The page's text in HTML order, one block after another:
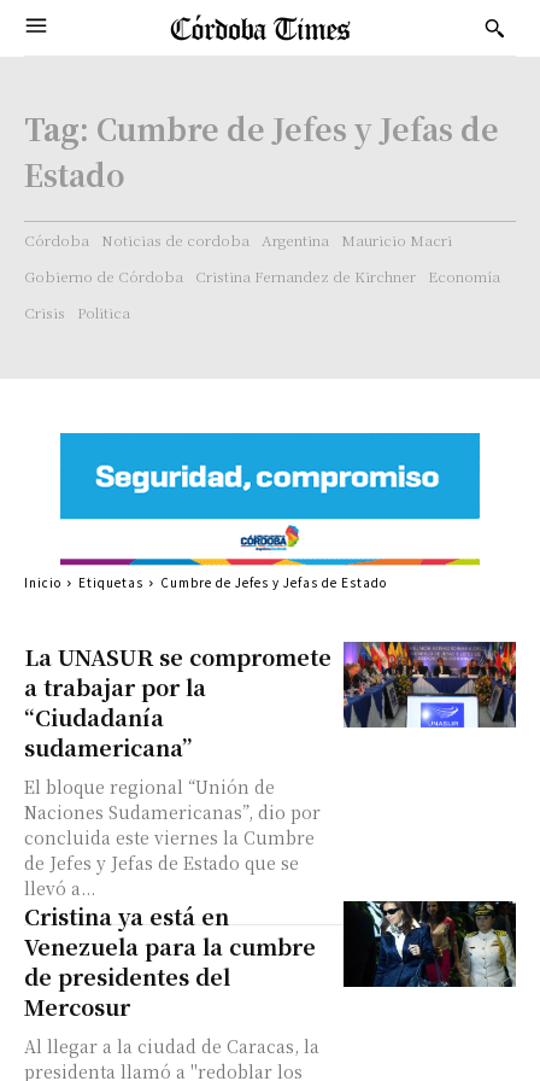
Tag: Cumbre de Jefes y Jefas de
Estado
Córdoba Noticias de cordoba Argentina
Mauricio Macri
Gobierno de Córdoba
Cristina Fernandez de Kirchner
Economía
Crisis
Politica
La UNASUR se compromete
a trabajar por la
“Ciudadanía
sudamericana”
El bloque regional “Unión de
Naciones Sudamericanas”, dio por
concluida este viernes la Cumbre
de Jefes y Jefas de Estado que se
llevó a...
Cristina ya está en
Venezuela para la cumbre
de presidentes del
Mercosur
Al llegar a la ciudad de Caracas, la
presidenta llamó a "redoblar los
Inicio Etiquetas Cumbre de Jefes y Jefas de Estado